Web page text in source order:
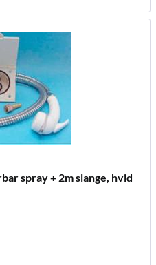
spray + 2m slange, hvid